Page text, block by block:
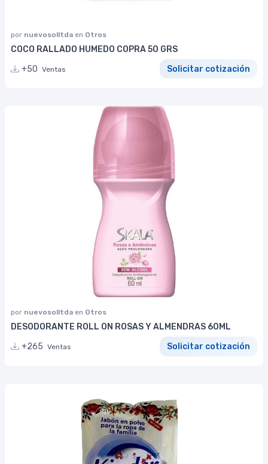
por nuevosolltda en Otros
COCO RALLADO HUMEDO COPRA 50 GRS
+50 Ventas Solicitar cotización
por nuevosolltda en Otros
DESODORANTE ROLL ON ROSAS Y ALMENDRAS 60ML
+265 Ventas Solicitar cotización